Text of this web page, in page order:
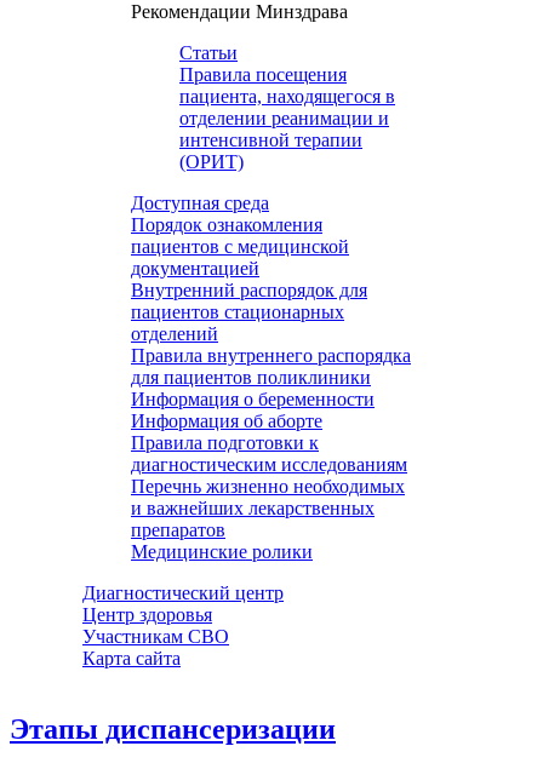
Рекомендации Минздрава
Статьи
Правила посещения
пациента, находящегося в
отделении реанимации и
интенсивной терапии
(ОРИТ)
Доступная среда
Порядок ознакомления
пациентов с медицинской
документацией
Внутренний распорядок для
пациентов стационарных
отделений
Правила внутреннего распорядка
для пациентов поликлиники
Информация о беременности
Информация об аборте
Правила подготовки к
диагностическим исследованиям
Перечнь жизненно необходимых
и важнейших лекарственных
препаратов
Медицинские ролики
Диагностический центр
Центр здоровья
Участникам СВО
Карта сайта
Этапы диспансеризации